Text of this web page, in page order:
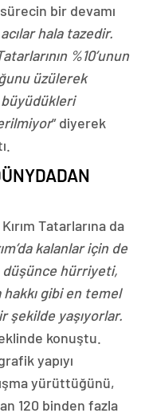
sürecin bir devamı
acılar hala tazedir.
%10’unun
üzülerek
” diyerek
Tatarlarına da
kalanlar için de
düşünce hürriyeti,
gibi en temel
şekilde yaşıyorlar.
konuştu.
yapıyı
yürüttüğünü,
120 binden fazla